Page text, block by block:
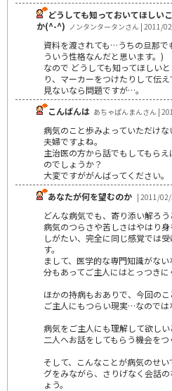
どうしても知っておいてほしい
か(^-^) ノンタンタータンさん | 2011/
資料を渡されても…うちの旦那で
ういう性格なんだと思います。)
なので どうしても知ってほしい
り、マーカーをつけたりして伝
見ないなら問題ですが…。
こんばんは あちゃぱんまんさん |
病気のこと歩みよっていただけ
夫婦ですよね。
主治医の方から話でもしてもら
のでしょうか？
大変ですががんばってください。
あなたが何を望むのか | 2011/
どんな病気でも、寄り添い解ろ
病気のつらさや苦しさはやはり
しがたい、完全に同じ感覚では
す。
まして、医学的な専門知識がな
分もあってご主人にはとっつきに
ほかの持病もおありで、今回のこ
ご主人にもつらい現実…なのでは
病気をご主人にも理解して欲し
二人へお話をしてもらう機会をつ
そして、こんなことが病気のせ
グをみながら、さりげなく会話
ょう。